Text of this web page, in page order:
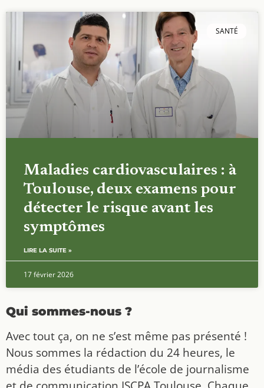
SANTÉ
Maladies cardiovasculaires : à
Toulouse, deux examens pour
détecter le risque avant les
symptômes
LIRE LA SUITE »
17 février 2026
Qui sommes-nous ?
Avec tout ça, on ne s’est même pas présenté !
Nous sommes la rédaction du 24 heures, le
média des étudiants de l’école de journalisme